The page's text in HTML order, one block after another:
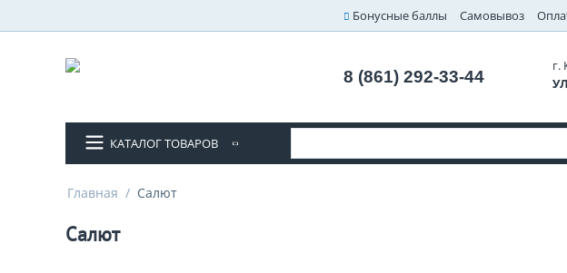
Бонусные баллы Самовывоз
8 (861) 292-33-44
г.
КАТАЛОГ ТОВАРОВ
Главная / Салют
Салют